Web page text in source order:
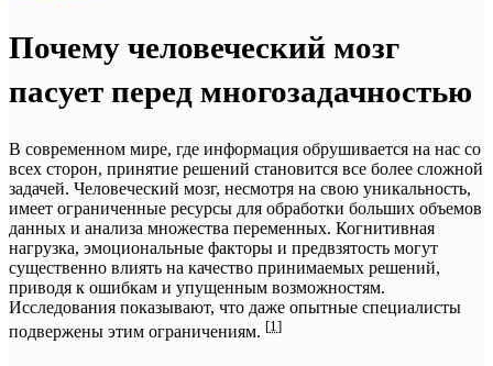
Почему человеческий мозг
пасует перед многозадачностью
В современном мире, где информация обрушивается на нас со
всех сторон, принятие решений становится все более сложной
задачей. Человеческий мозг, несмотря на свою уникальность,
имеет ограниченные ресурсы для обработки больших объемов
данных и анализа множества переменных. Когнитивная
нагрузка, эмоциональные факторы и предвзятость могут
существенно влиять на качество принимаемых решений,
приводя к ошибкам и упущенным возможностям.
Исследования показывают, что даже опытные специалисты
подвержены этим ограничениям. [1]